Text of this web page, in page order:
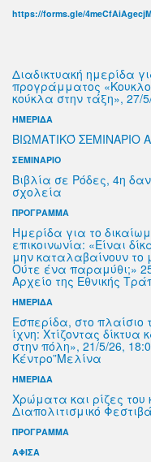
https://forms.gle/
Διαδικτυακή ημερίδα
προγράμματος
κούκλα στην τάξη», 27/
ΗΜΕΡΙΔΑ
ΒΙΩΜΑΤΙΚΌ ΣΕΜΙΝΑΡΙΟ
ΣΕΜΙΝΑΡΙΟ
Βιβλία σε Ρόδες, 4η
σχολεία
ΠΡΟΓΡΑΜΜΑ
Ημερίδα για το
επικοινωνία: «Είναι
μην καταλαβαίνουν το
Ούτε ένα παραμύθι;»
Αρχείο της Εθνικής
ΗΜΕΡΙΔΑ
Εσπερίδα, στο
ίχνη: Χτίζοντας
στην πόλη», 21/5/26,
Κέντρο”Μελίνα
ΗΜΕΡΙΔΑ
Χρώματα και ρίζες του
Διαπολιτισμικό
ΠΡΟΓΡΑΜΜΑ
ΑΦΙΣΑ